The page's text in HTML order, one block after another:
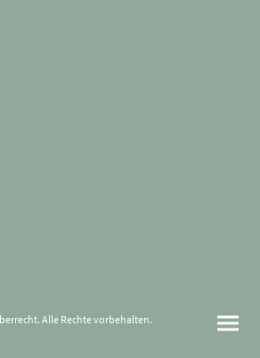
Alle Rechte vorbehalten.